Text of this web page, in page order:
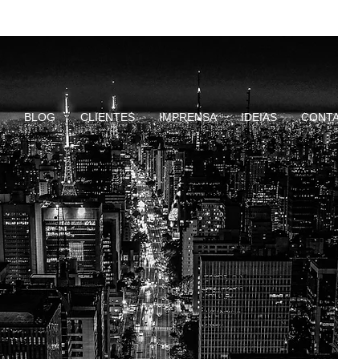
BLOG CLIENTES IMPRENSA IDEIAS